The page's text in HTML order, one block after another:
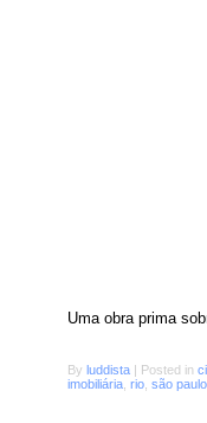
Uma obra prima
By luddista | Posted in
imobiliária rio são paulo